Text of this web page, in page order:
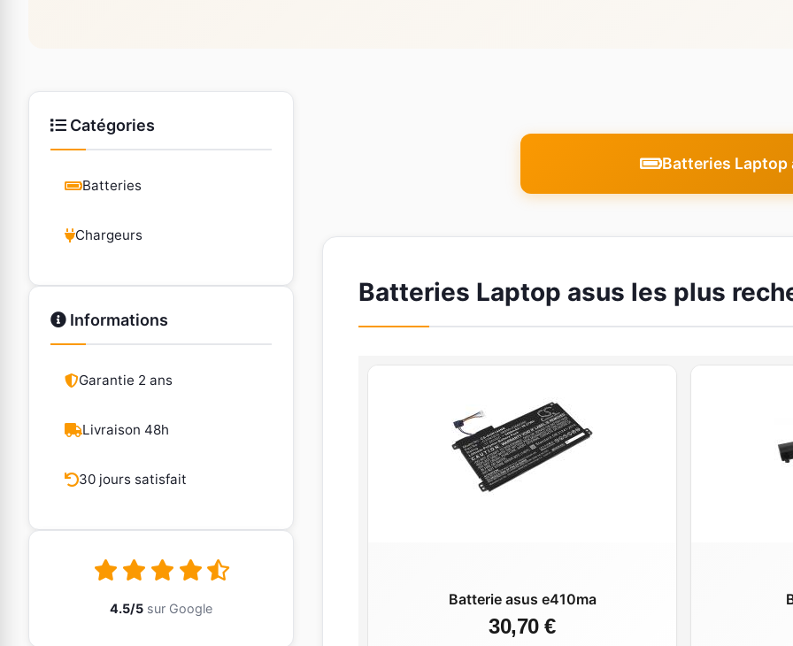
Catégories
Batteries
Chargeurs
Informations
Garantie 2 ans
Livraison 48h
30 jours satisfait
4.5/5 sur Google
Batteries Laptop
Batteries Laptop asus les plus
Batterie asus e410ma
30,70 €